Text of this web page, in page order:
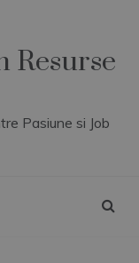
Resurse
Pasiune si Job